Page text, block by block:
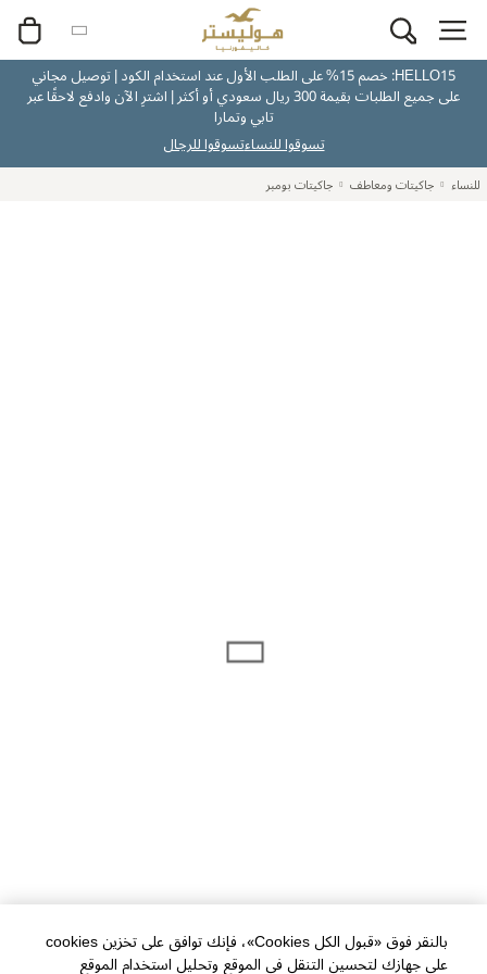
بالنقر فوق «قبول الكل Cookies»، فإنك توافق على تخزين cookies
على جهازك لتحسين التنقل في الموقع وتحليل استخدام الموقع
HELLO15: خصم 15% على الطلب الأول عند استخدام الكود | توصيل مجاني
على جميع الطلبات بقيمة 300 ريال سعودي أو أكثر | اشترِ الآن وادفع لاحقًا عبر
تابي وتمارا
تسوقوا للنساءتسوقوا للرجال
للنساء جاكيتات ومعاطف جاكيتات بومبر